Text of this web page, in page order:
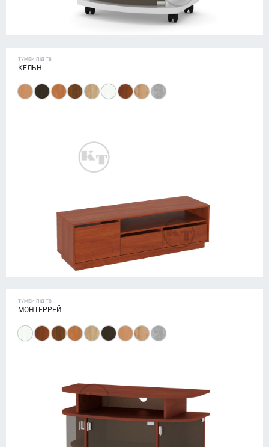
ТУМБИ ПІД ТВ
КЕЛЬН
ТУМБИ ПІД ТВ
МОНТЕРРЕЙ